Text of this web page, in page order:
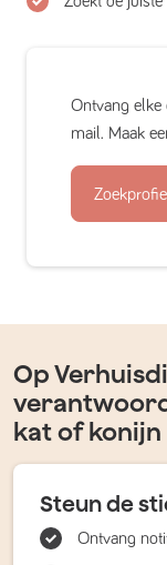
Ontvang elke
mail. Maak
Op
kat of konijn
Steun de
Ontvang